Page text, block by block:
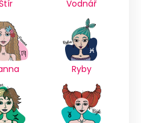
Vodnář
Ryby